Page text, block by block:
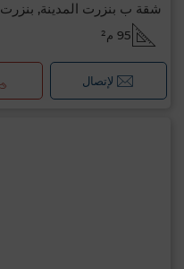
شقة ب بنزرت المدينة, بنزرت
95 م²
لإتصال